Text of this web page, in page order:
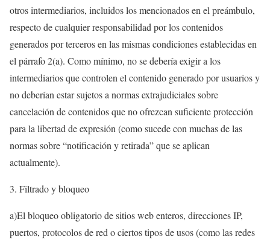
otros intermediarios, incluidos los mencionados en el preámbulo,
respecto de cualquier responsabilidad por los contenidos
generados por terceros en las mismas condiciones establecidas en
el párrafo 2(a). Como mínimo, no se debería exigir a los
intermediarios que controlen el contenido generado por usuarios y
no deberían estar sujetos a normas extrajudiciales sobre
cancelación de contenidos que no ofrezcan suficiente protección
para la libertad de expresión (como sucede con muchas de las
normas sobre “notificación y retirada” que se aplican
actualmente).
Filtrado y bloqueo
a)El bloqueo obligatorio de sitios web enteros, direcciones IP,
puertos, protocolos de red o ciertos tipos de usos (como las redes